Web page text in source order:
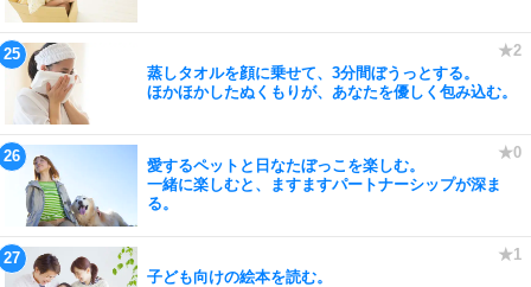
蒸しタオルを顔に乗せて、3分間ぼうっとする。
ほかほかしたぬくもりが、あなたを優しく包み込む。
愛するペットと日なたぼっこを楽しむ。
一緒に楽しむと、ますますパートナーシップが深ま
る。
子ども向けの絵本を読む。